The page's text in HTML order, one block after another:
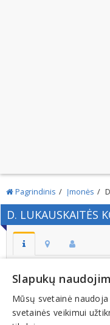
Pagrindinis Įmonės
D. LUKAUSKAITĖS
Adresas:
RIETAVAS
Kodas:
270044350
Slapukų
Mūsų svetainė
svetainės veikimui